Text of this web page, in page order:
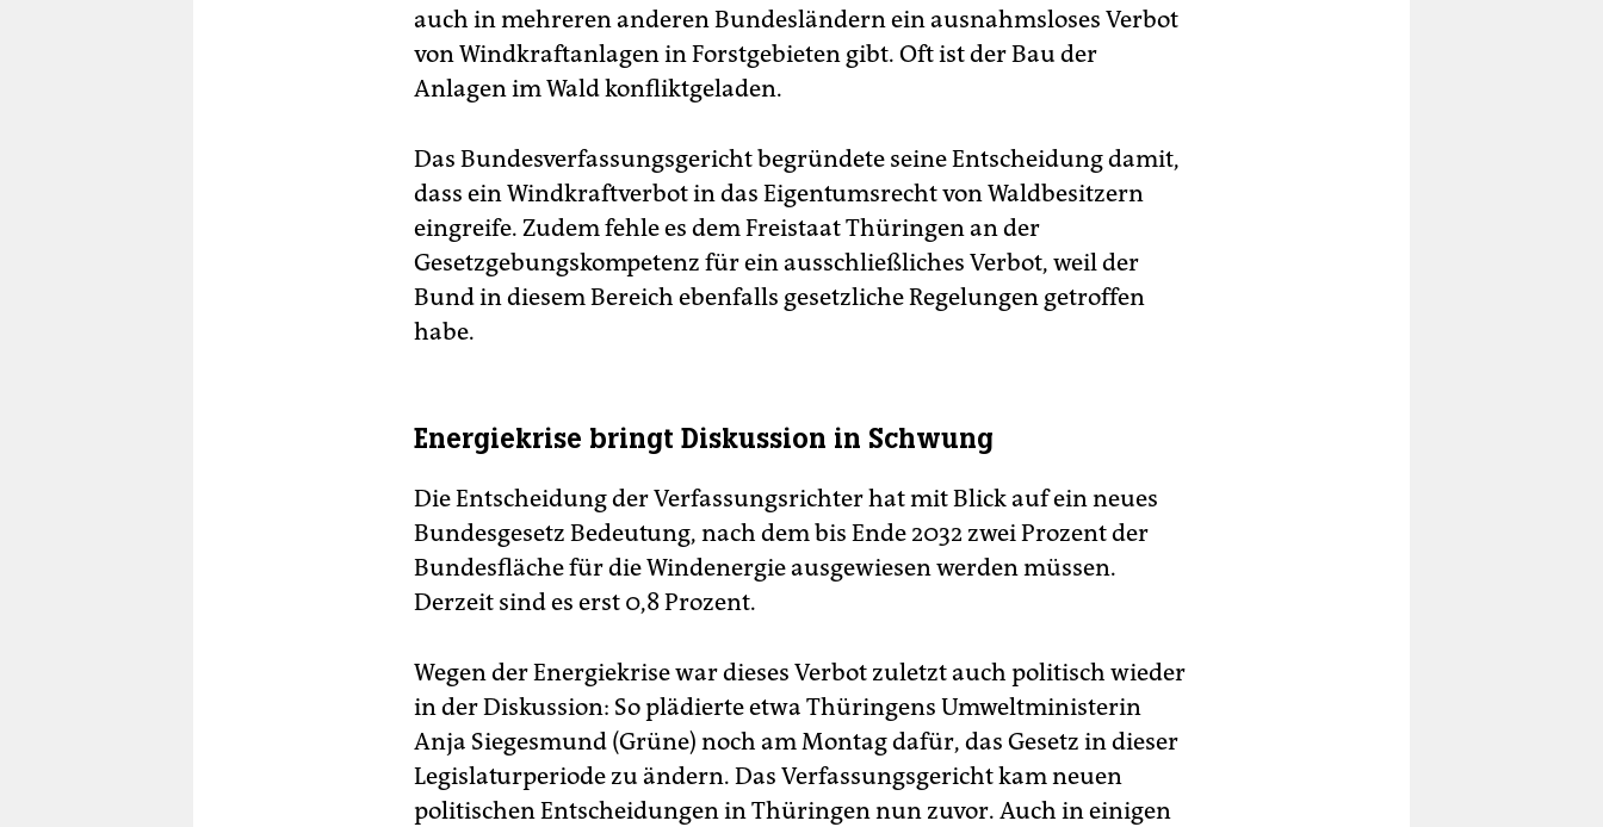
auch in mehreren anderen Bundesländern ein ausnahmsloses Verbot
von Windkraftanlagen in Forstgebieten gibt. Oft ist der Bau der
Anlagen im Wald konfliktgeladen.
Das Bundesverfassungsgericht begründete seine Entscheidung damit,
dass ein Windkraftverbot in das Eigentumsrecht von Waldbesitzern
eingreife. Zudem fehle es dem Freistaat Thüringen an der
Gesetzgebungskompetenz für ein ausschließliches Verbot, weil der
Bund in diesem Bereich ebenfalls gesetzliche Regelungen getroffen
habe.
Energiekrise bringt Diskussion in Schwung
Die Entscheidung der Verfassungsrichter hat mit Blick auf ein neues
Bundesgesetz Bedeutung, nach dem bis Ende 2032 zwei Prozent der
Bundesfläche für die Windenergie ausgewiesen werden müssen.
Derzeit sind es erst 0,8 Prozent.
Wegen der Energiekrise war dieses Verbot zuletzt auch politisch wieder
in der Diskussion: So plädierte etwa Thüringens Umweltministerin
Anja Siegesmund (Grüne) noch am Montag dafür, das Gesetz in dieser
Legislaturperiode zu ändern. Das Verfassungsgericht kam neuen
politischen Entscheidungen in Thüringen nun zuvor. Auch in einigen